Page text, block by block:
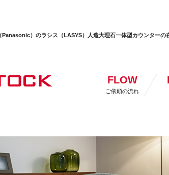
Panasonic）のラシス（LASYS）人造大理石一体型カウンターの
FLOW
ご依頼の流れ